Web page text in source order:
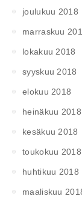
joulukuu 2018
marraskuu
lokakuu 2018
syyskuu 2018
elokuu 2018
heinäkuu 2018
kesäkuu 2018
toukokuu 2018
huhtikuu 2018
maaliskuu